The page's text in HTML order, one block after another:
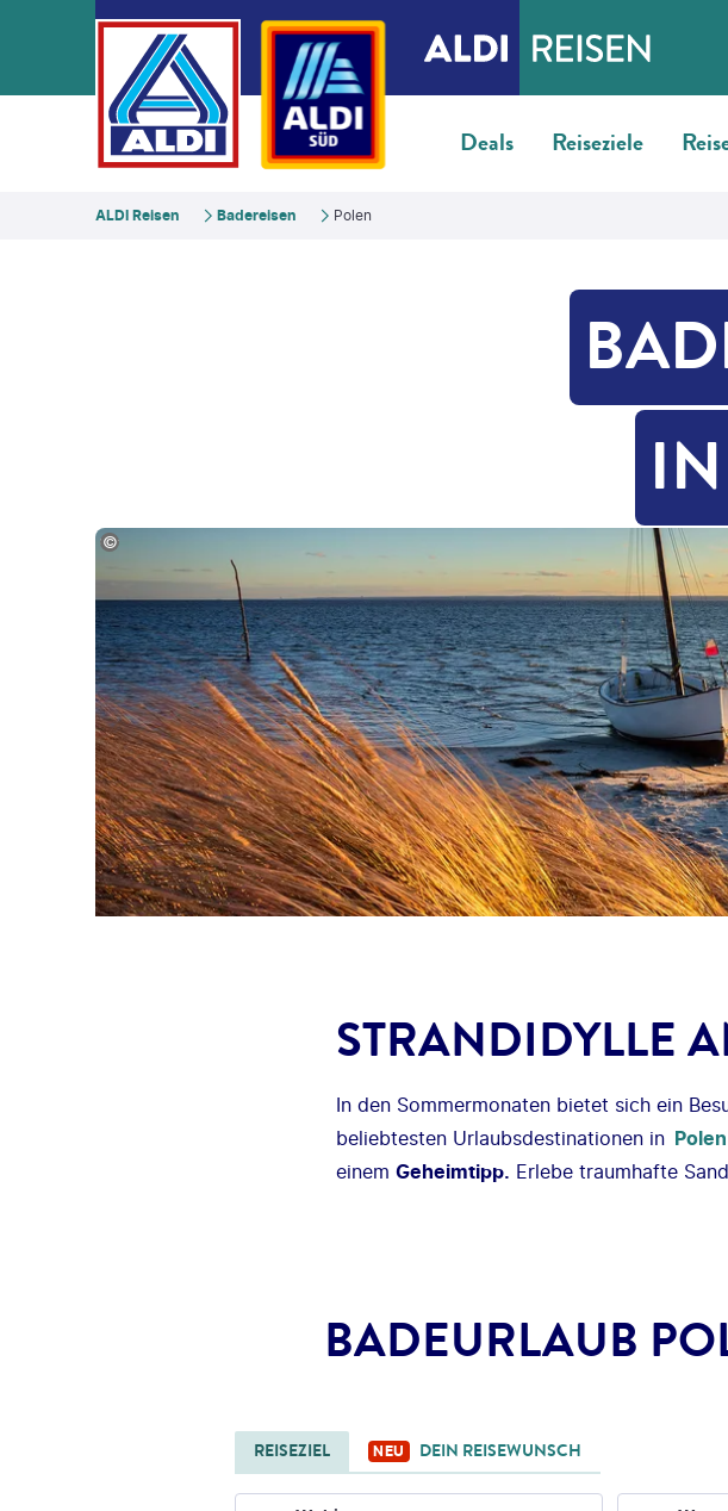
Deals Reiseziele
ALDI Reisen Badereisen Polen
©Patryk_Kosmider - gty
STRANDIDYLLE
In den Sommermonaten bietet sich ein
beliebtesten Urlaubsdestinationen in Polen
einem Geheimtipp. Erlebe traumhafte
BADEURLAUB
REISEZIEL NEU DEIN REISEWUNSCH